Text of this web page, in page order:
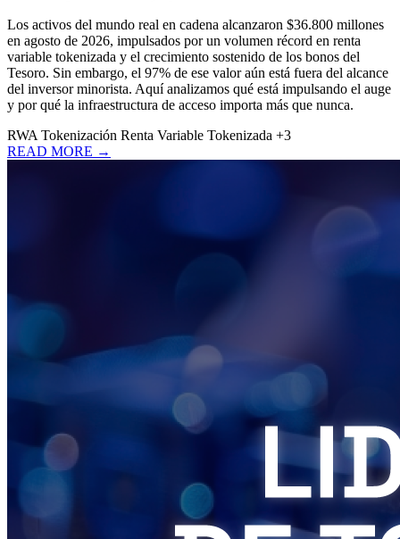
Los activos del mundo real en cadena alcanzaron $36.800 millones
en agosto de 2026, impulsados por un volumen récord en renta
variable tokenizada y el crecimiento sostenido de los bonos del
Tesoro. Sin embargo, el 97% de ese valor aún está fuera del alcance
del inversor minorista. Aquí analizamos qué está impulsando el auge
y por qué la infraestructura de acceso importa más que nunca.
RWA Tokenización Renta Variable Tokenizada +3
READ MORE →